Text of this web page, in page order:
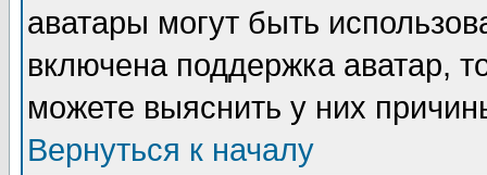
аватары могут быть
включена поддержка аватар,
можете выяснить у них
Вернуться к началу